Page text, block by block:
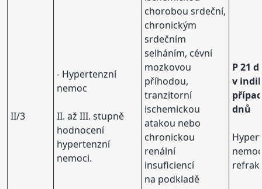
II/3
- Hypertenzní
nemoc
II. až III. stupně
hodnocení
hypertenzní
nemoci.
chorobou srdeční,
chronickým
srdečním
selháním, cévní
mozkovou
příhodou,
tranzitorní
ischemickou
atakou nebo
chronickou
renální
insuficiencí
na podkladě
P 21
v
dnů